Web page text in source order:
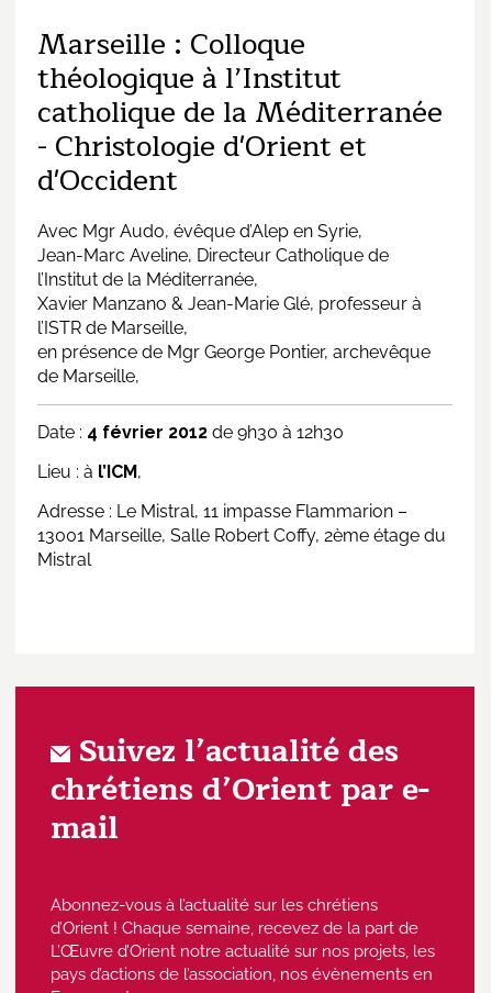
Marseille : Colloque
théologique à l’Institut
catholique de la Méditerranée
- Christologie d'Orient et
d'Occident
Avec Mgr Audo, évêque d’Alep en Syrie,
Jean-Marc Aveline, Directeur Catholique de
l’Institut de la Méditerranée,
Xavier Manzano & Jean-Marie Glé, professeur à
l’ISTR de Marseille,
en présence de Mgr George Pontier, archevêque
de Marseille,
Date : 4 février 2012 de 9h30 à 12h30
Lieu : à l’ICM,
Adresse : Le Mistral, 11 impasse Flammarion –
13001 Marseille, Salle Robert Coffy, 2ème étage du
Mistral
Suivez l’actualité des
chrétiens d’Orient par e-
mail
Abonnez-vous à l’actualité sur les chrétiens
d’Orient ! Chaque semaine, recevez de la part de
L’Œuvre d’Orient notre actualité sur nos projets, les
pays d’actions de l’association, nos évènements en